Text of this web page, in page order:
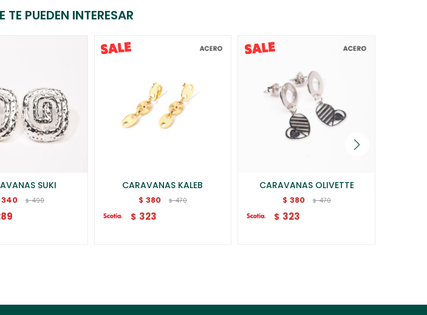
PUEDEN INTERESAR
SUKI
340 $ 490
CARAVANAS KALEB
$ 380 $ 470
$ 323
CARAVANAS OLIVETTE
$ 380 $ 470
$ 323